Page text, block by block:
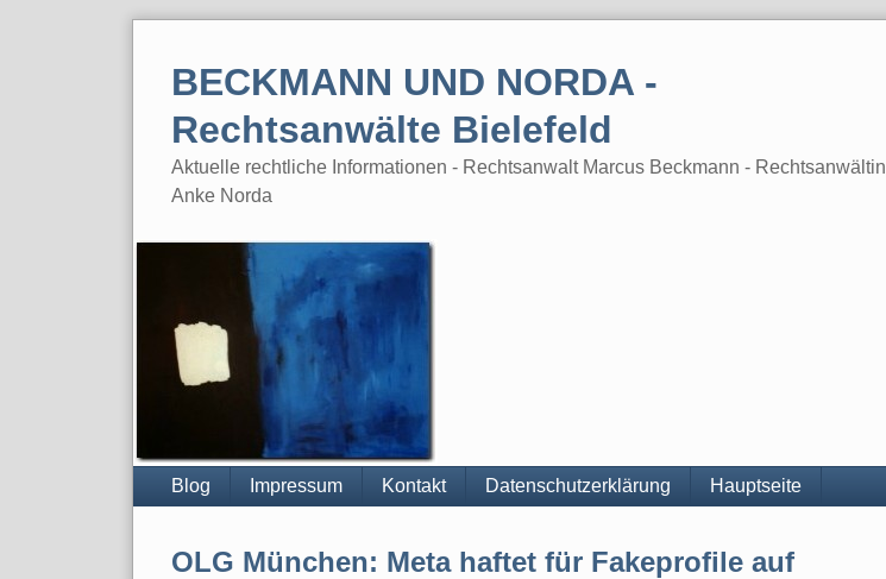
BECKMANN UND NORDA -
Rechtsanwälte Bielefeld
Aktuelle rechtliche Informationen - Rechtsanwalt Marcus Beckmann - Rechtsanwältin
Anke Norda
Blog Impressum Kontakt Datenschutzerklärung Hauptseite
OLG München: Meta haftet für Fakeprofile auf